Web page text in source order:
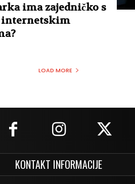
ima zajedničko s
internetskim
LOAD MORE
KONTAKT INFORMACIJE